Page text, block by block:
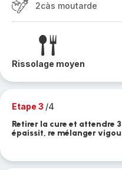
2càs moutarde
Rissolage moyen
Etape 3 /4
Retirer la cure et attendre
épaissit, re mélanger